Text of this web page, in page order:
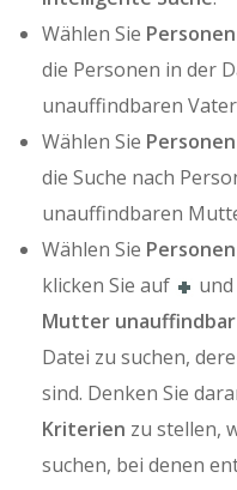
Wählen Sie
die Personen in der
unauffindbaren
Wählen Sie
die Suche nach
unauffindbaren
Wählen Sie
klicken Sie auf
Mutter unauffindbar
Datei zu suchen,
sind. Denken Sie
Kriterien zu stellen,
suchen, bei denen